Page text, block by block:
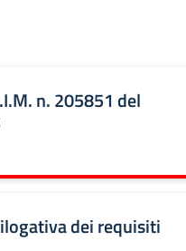
n. 205851 del
n. 205851 del
dei requisiti